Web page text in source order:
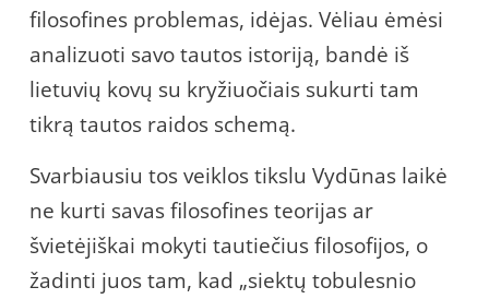
filosofines problemas, idėjas. Vėliau ėmėsi
analizuoti savo tautos istoriją, bandė iš
lietuvių kovų su kryžiuočiais sukurti tam
tikrą tautos raidos schemą.
Svarbiausiu tos veiklos tikslu Vydūnas laikė
ne kurti savas filosofines teorijas ar
švietėjiškai mokyti tautiečius filosofijos, o
žadinti juos tam, kad „siektų tobulesnio